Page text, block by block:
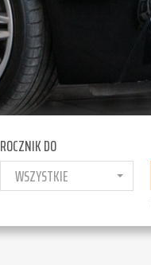
ROCZNIK DO
WSZYSTKIE